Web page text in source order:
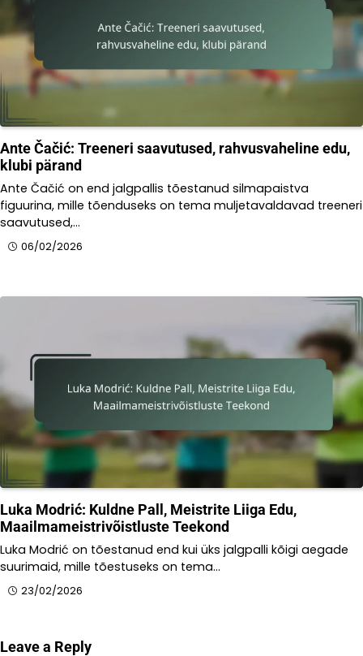
Ante Čačić: Treeneri saavutused, rahvusvaheline edu,
klubi pärand
Ante Čačić on end jalgpallis tõestanud silmapaistva
figuurina, mille tõenduseks on tema muljetavaldavad treeneri
saavutused,…
06/02/2026
Luka Modrić: Kuldne Pall, Meistrite Liiga Edu,
Maailmameistrivõistluste Teekond
Luka Modrić on tõestanud end kui üks jalgpalli kõigi aegade
suurimaid, mille tõestuseks on tema…
23/02/2026
Leave a Reply